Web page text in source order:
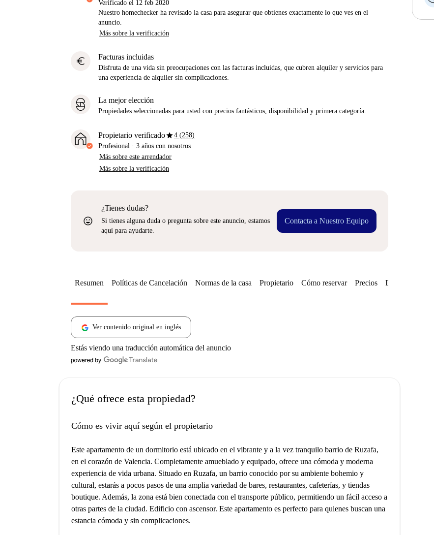
Verificado el 12 feb 2020
Nuestro homechecker ha revisado la casa para asegurar que obtienes exactamente lo que ves en el
anuncio.
Más sobre la verificación
euro Facturas incluidas
Disfruta de una vida sin preocupaciones con las facturas incluidas, que cubren alquiler y servicios para
una experiencia de alquiler sin complicaciones.
La mejor elección
Propiedades seleccionadas para usted con precios fantásticos, disponibilidad y primera categoría.
Propietario verificadostar4 (258)
Profesional · 3 años con nosotros
Más sobre este arrendador
Más sobre la verificación
sentiment_very_satisfied
¿Tienes dudas?
Si tienes alguna duda o pregunta sobre este anuncio, estamos
aquí para ayudarte.
Contacta a Nuestro Equipo
Resumen Políticas de Cancelación Normas de la casa Propietario Cómo reservar Precios Disponibilidades
Ver contenido original en inglés
Estás viendo una traducción automática del anuncio
¿Qué ofrece esta propiedad?
Cómo es vivir aquí según el propietario
Este apartamento de un dormitorio está ubicado en el vibrante y a la vez tranquilo barrio de Ruzafa,
en el corazón de Valencia. Completamente amueblado y equipado, ofrece una cómoda y moderna
experiencia de vida urbana. Situado en Ruzafa, un barrio conocido por su ambiente bohemio y
cultural, estarás a pocos pasos de una amplia variedad de bares, restaurantes, cafeterías, y tiendas
boutique. Además, la zona está bien conectada con el transporte público, permitiendo un fácil acceso a
otras partes de la ciudad. Edificio con ascensor. Este apartamento es perfecto para quienes buscan una
estancia cómoda y sin complicaciones.